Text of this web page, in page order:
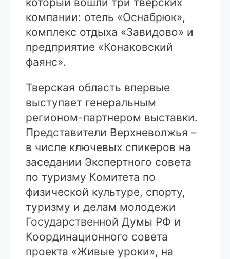
компании: отель «Оснабрюк»,
комплекс отдыха «Завидово» и
предприятие «Конаковский
фаянс».
Тверская область впервые
выступает генеральным
регионом-партнером выставки.
Представители Верхневолжья –
в числе ключевых спикеров на
заседании Экспертного совета
по туризму Комитета по
физической культуре, спорту,
туризму и делам молодежи
Государственной Думы РФ и
Координационного совета
проекта «Живые уроки», на